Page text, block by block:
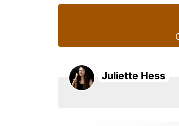
Juliette Hess